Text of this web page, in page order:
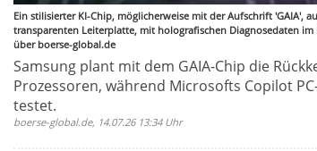
Ein stilisierter KI-Chip, möglicherweise mit der Aufschrift 'GAIA',
transparenten Leiterplatte, mit holografischen Diagnosedaten
über boerse-global.de
Samsung plant mit dem GAIA-Chip die
Prozessoren, während Microsofts Copilot
testet.
boerse-global.de, 14.07.26 13:34 Uhr